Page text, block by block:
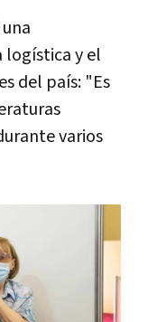
y el
del país: "Es
varios